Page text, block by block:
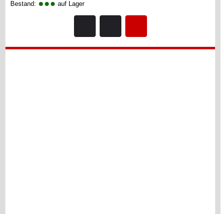
Bestand: auf Lager